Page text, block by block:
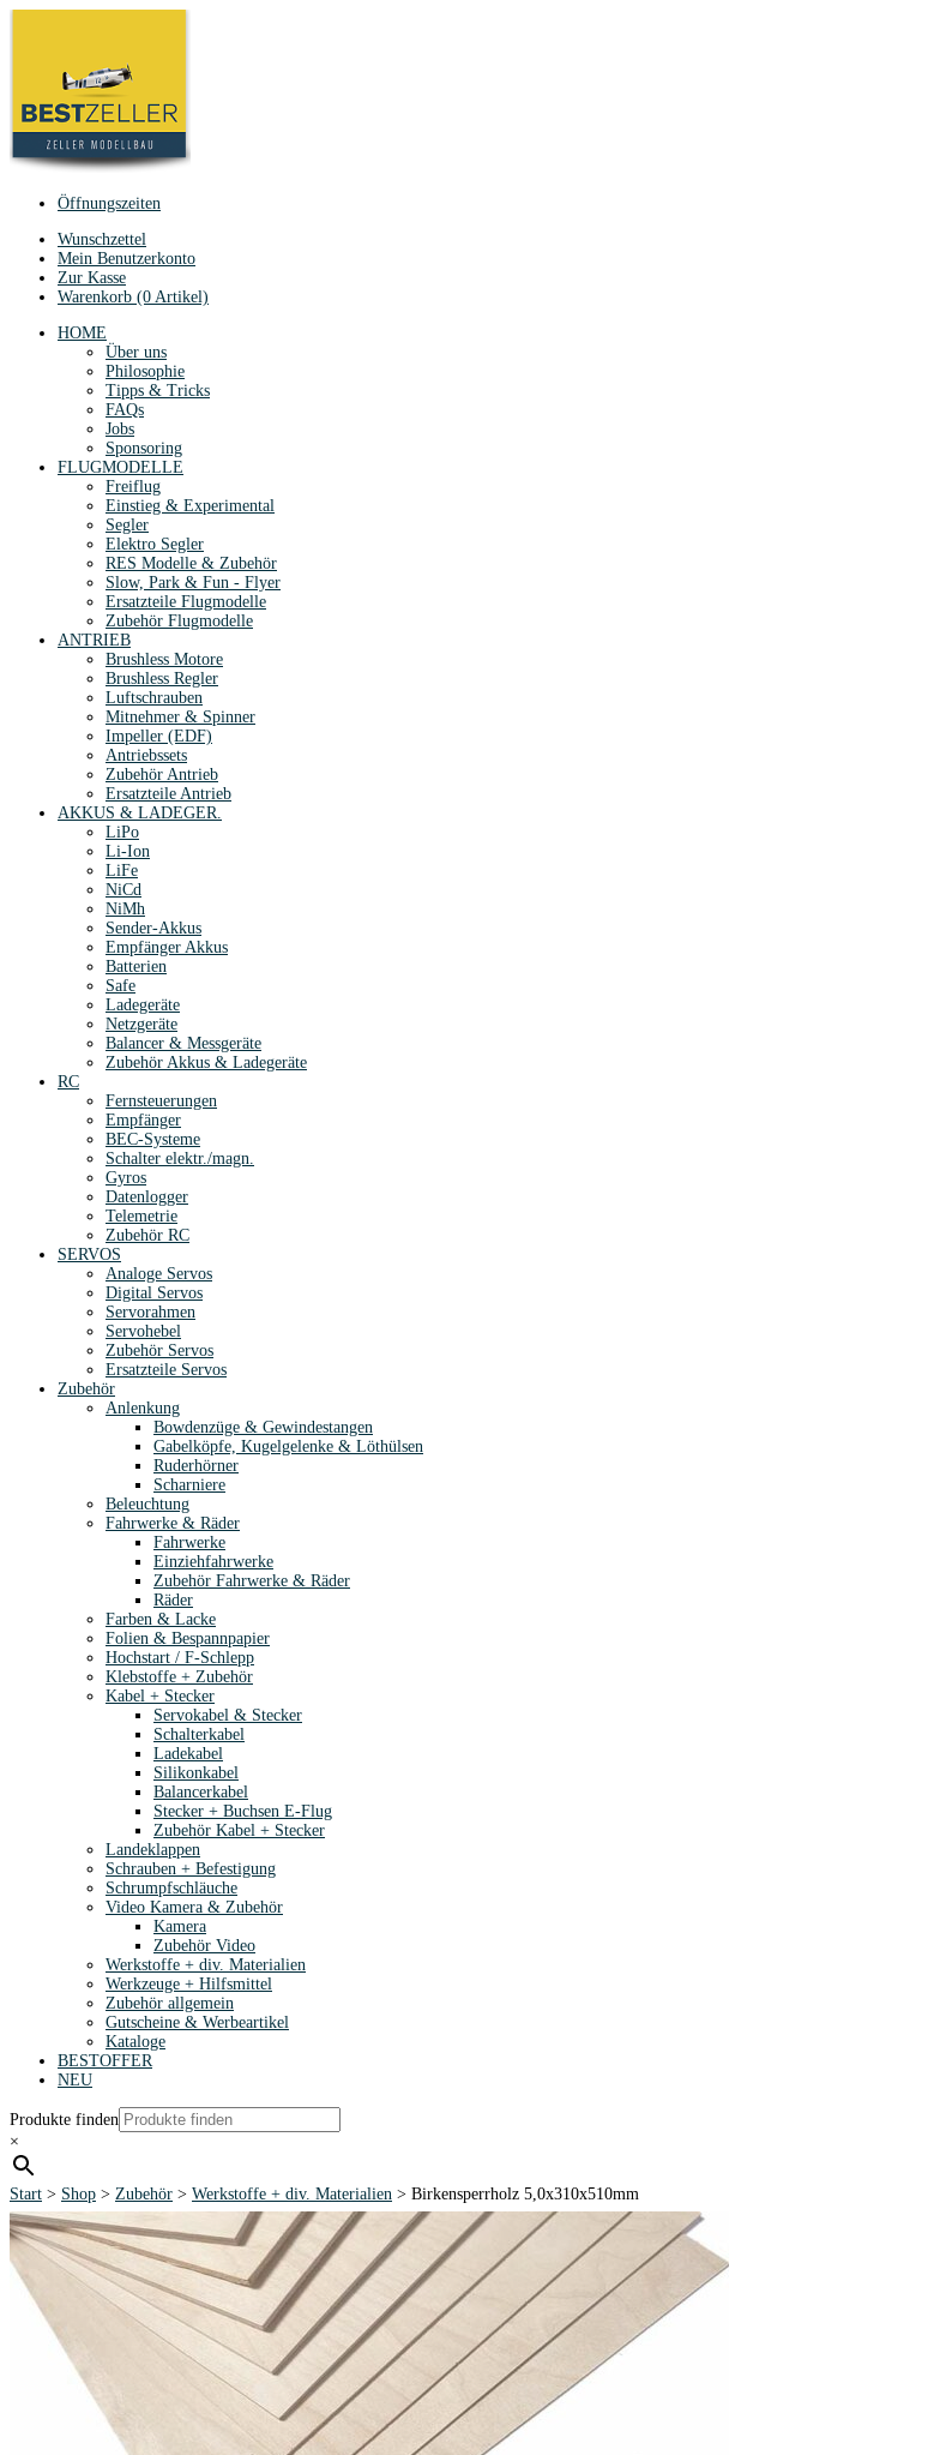
Öffnungszeiten
Wunschzettel
Mein Benutzerkonto
Zur Kasse
Warenkorb (0 Artikel)
HOME
Über uns
Philosophie
Tipps & Tricks
FAQs
Jobs
Sponsoring
FLUGMODELLE
Freiflug
Einstieg & Experimental
Segler
Elektro Segler
RES Modelle & Zubehör
Slow, Park & Fun - Flyer
Ersatzteile Flugmodelle
Zubehör Flugmodelle
ANTRIEB
Brushless Motore
Brushless Regler
Luftschrauben
Mitnehmer & Spinner
Impeller (EDF)
Antriebssets
Zubehör Antrieb
Ersatzteile Antrieb
AKKUS & LADEGER.
LiPo
Li-Ion
LiFe
NiCd
NiMh
Sender-Akkus
Empfänger Akkus
Batterien
Safe
Ladegeräte
Netzgeräte
Balancer & Messgeräte
Zubehör Akkus & Ladegeräte
RC
Fernsteuerungen
Empfänger
BEC-Systeme
Schalter elektr./magn.
Gyros
Datenlogger
Telemetrie
Zubehör RC
SERVOS
Analoge Servos
Digital Servos
Servorahmen
Servohebel
Zubehör Servos
Ersatzteile Servos
Zubehör
Anlenkung
Bowdenzüge & Gewindestangen
Gabelköpfe, Kugelgelenke & Löthülsen
Ruderhörner
Scharniere
Beleuchtung
Fahrwerke & Räder
Fahrwerke
Einziehfahrwerke
Zubehör Fahrwerke & Räder
Räder
Farben & Lacke
Folien & Bespannpapier
Hochstart / F-Schlepp
Klebstoffe + Zubehör
Kabel + Stecker
Servokabel & Stecker
Schalterkabel
Ladekabel
Silikonkabel
Balancerkabel
Stecker + Buchsen E-Flug
Zubehör Kabel + Stecker
Landeklappen
Schrauben + Befestigung
Schrumpfschläuche
Video Kamera & Zubehör
Kamera
Zubehör Video
Werkstoffe + div. Materialien
Werkzeuge + Hilfsmittel
Zubehör allgemein
Gutscheine & Werbeartikel
Kataloge
BESTOFFER
NEU
Produkte finden
×
Start > Shop > Zubehör > Werkstoffe + div. Materialien > Birkensperrholz 5,0x310x510mm